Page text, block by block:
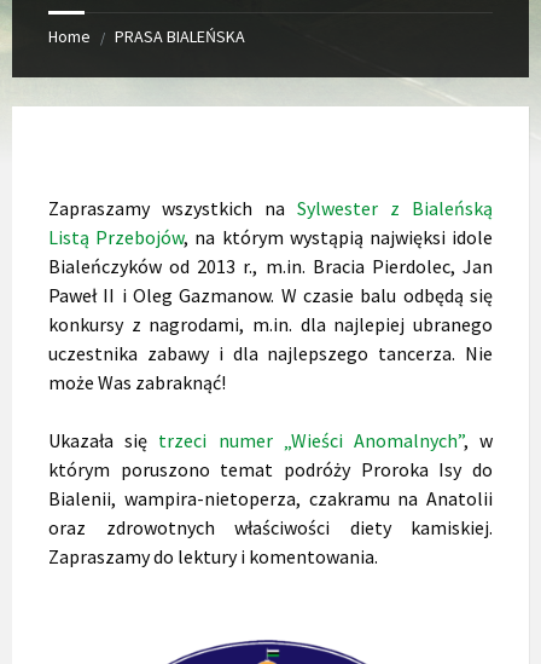
Home / PRASA BIALEŃSKA
Zapraszamy wszystkich na Sylwester z Bialeńską
Listą Przebojów, na którym wystąpią najwięksi idole
Bialeńczyków od 2013 r., m.in. Bracia Pierdolec, Jan
Paweł II i Oleg Gazmanow. W czasie balu odbędą się
konkursy z nagrodami, m.in. dla najlepiej ubranego
uczestnika zabawy i dla najlepszego tancerza. Nie
może Was zabraknąć!
Ukazała się trzeci numer „Wieści Anomalnych”, w
którym poruszono temat podróży Proroka Isy do
Bialenii, wampira-nietoperza, czakramu na Anatolii
oraz zdrowotnych właściwości diety kamiskiej.
Zapraszamy do lektury i komentowania.